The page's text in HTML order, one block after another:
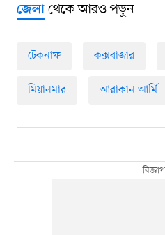
জেলাথেকে আরও পড়ুন
টেকনাফ কক্সবাজার
মিয়ানমার আরাকান আর্মি